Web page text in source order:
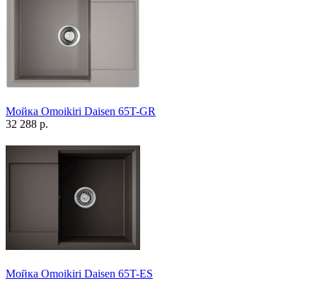
Мойка Omoikiri Daisen 65T-GR
32 288 р.
Мойка Omoikiri Daisen 65T-ES